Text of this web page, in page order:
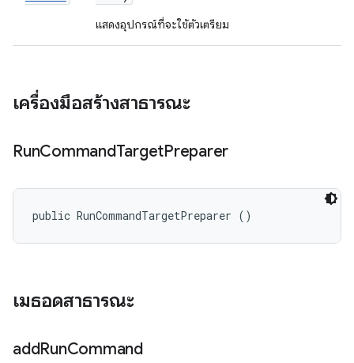
แสดงอุปกรณ์ที่จะใช้ตัวเตรียม
เครื่องมือสร้างสาธารณะ
RunCommandTargetPreparer
public RunCommandTargetPreparer ()
เมธอดสาธารณะ
addRunCommand